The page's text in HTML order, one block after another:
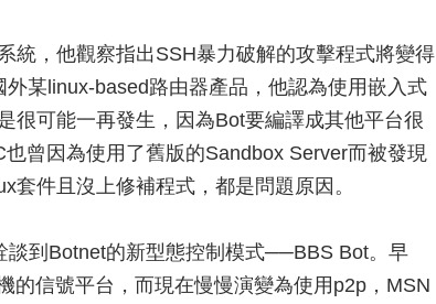
統，他觀察指出SSH暴力破解的攻擊程式將變得
某linux-based路由器產品，他認為使用嵌入式
很可能一再發生，因為Bot要編譯成其他平台很
曾因為使用了舊版的Sandbox Server而被發現
件且沒上修補程式，都是問題原因。
到Botnet的新型態控制模式──BBS Bot。早
的信號平台，而現在慢慢演變為使用p2p，MSN